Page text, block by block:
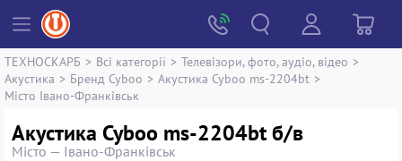
ТЕХНОСКАРБ > Всі категорії > Телевізори, фото, аудіо, відео >
Акустика > Бренд Cyboo > Акустика Cyboo ms-2204bt >
Місто Івано-Франківськ
Акустика Cyboo ms-2204bt б/в
Місто — Івано-Франківськ